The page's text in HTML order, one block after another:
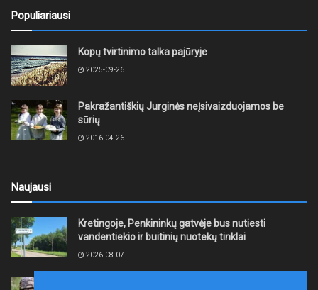
Populiariausi
Kopų tvirtinimo talka pajūryje
2025-09-26
Pakražantiškių Jurginės neįsivaizduojamos be
sūrių
2016-04-26
Naujausi
Kretingoje, Penkininkų gatvėje bus nutiesti
vandentiekio ir buitinių nuotekų tinklai
2026-08-07